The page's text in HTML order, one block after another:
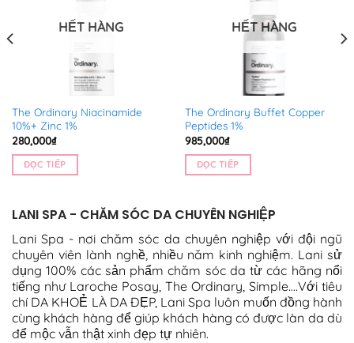
HẾT HÀNG
The Ordinary Niacinamide
10%+ Zinc 1%
280,000₫
ĐỌC TIẾP
HẾT HÀNG
The Ordinary Buffet Copper
Peptides 1%
985,000₫
ĐỌC TIẾP
LANI SPA - CHĂM SÓC DA CHUYÊN NGHIỆP
Lani Spa - nơi chăm sóc da chuyên nghiệp với đội ngũ
chuyên viên lành nghề, nhiều năm kinh nghiệm. Lani sử
dụng 100% các sản phẩm chăm sóc da từ các hãng nổi
tiếng như Laroche Posay, The Ordinary, Simple....Với tiêu
chí DA KHOẺ LÀ DA ĐẸP, Lani Spa luôn muốn đồng hành
cùng khách hàng để giúp khách hàng có được làn da dù
để mộc vẫn thật xinh đẹp tự nhiên.